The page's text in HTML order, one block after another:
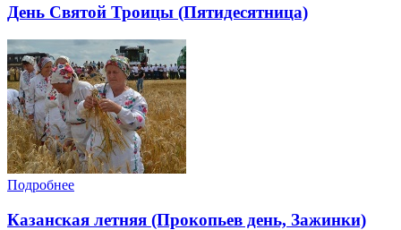
День Святой Троицы (Пятидесятница)
Подробнее
Казанская летняя (Прокопьев день, Зажинки)